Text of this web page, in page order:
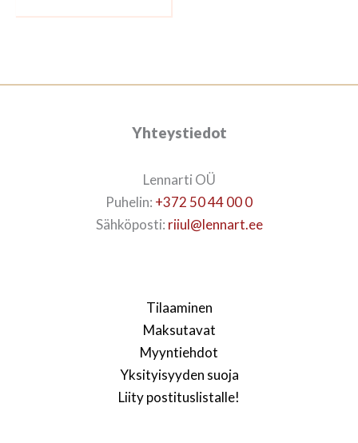
Yhteystiedot
Lennarti OÜ
Puhelin: +372 50 44 00 0
Sähköposti: riiul@lennart.ee
Tilaaminen
Maksutavat
Myyntiehdot
Yksityisyyden suoja
Liity postituslistalle!